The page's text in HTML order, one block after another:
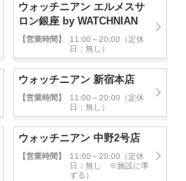
ウォッチニアン エルメスサ
ロン銀座 by WATCHNIAN
【営業時間】
11:00～20:00（定休
日：無し）
ウォッチニアン 新宿本店
【営業時間】
11:00～20:00（定休
日：無し）
ウォッチニアン 中野2号店
【営業時間】
11:00～20:00（定休
日：無し ※施設に準
ずる）